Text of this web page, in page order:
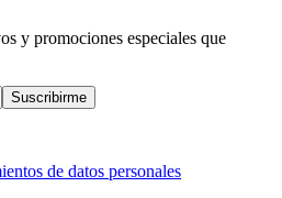
y promociones especiales que
Suscribirme
de datos personales